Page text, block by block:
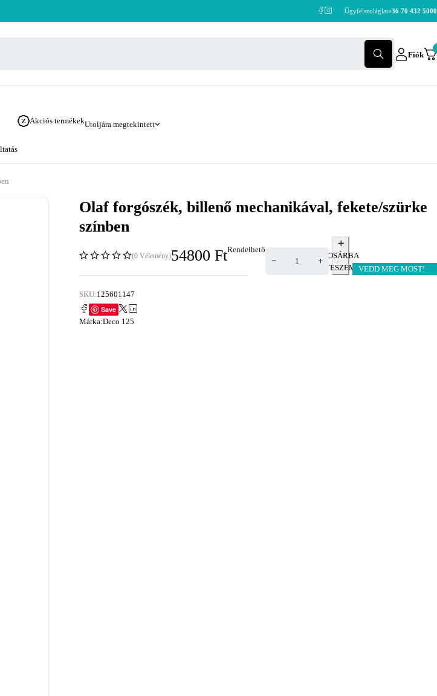
Ügyfélszoláglat+36 70 432 5000
Fiók
Akciós termékekUtoljára megtekintett
Olaf forgószék, billenő mechanikával, fekete/szürke
színben
(0 Vélemény)54800 FtRendelhető
KOSÁRBA
TESZEM
VEDD MEG MOST!
SKU:125601147
Save
Márka:Deco 125